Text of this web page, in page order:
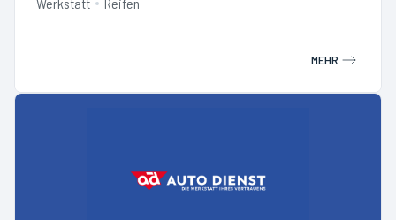
MEHR